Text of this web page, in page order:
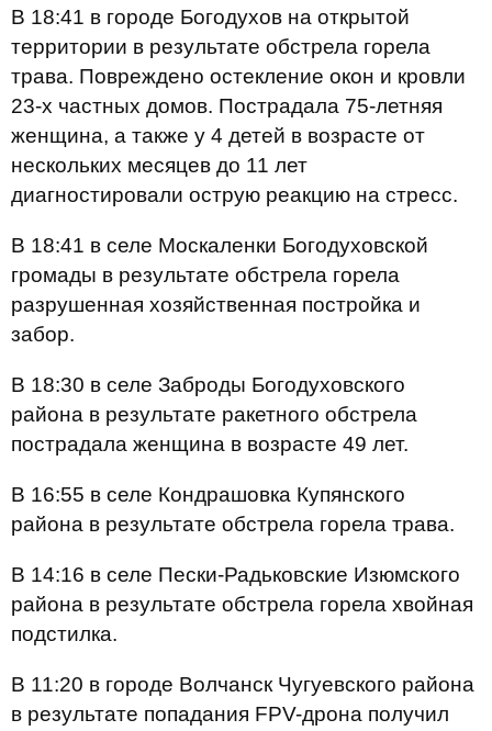
В 18:41 в городе Богодухов на открытой
территории в результате обстрела горела
трава. Повреждено остекление окон и кровли
23-х частных домов. Пострадала 75-летняя
женщина, а также у 4 детей в возрасте от
нескольких месяцев до 11 лет
диагностировали острую реакцию на стресс.
В 18:41 в селе Москаленки Богодуховской
громады в результате обстрела горела
разрушенная хозяйственная постройка и
забор.
В 18:30 в селе Заброды Богодуховского
района в результате ракетного обстрела
пострадала женщина в возрасте 49 лет.
В 16:55 в селе Кондрашовка Купянского
района в результате обстрела горела трава.
В 14:16 в селе Пески-Радьковские Изюмского
района в результате обстрела горела хвойная
подстилка.
В 11:20 в городе Волчанск Чугуевского района
в результате попадания FPV-дрона получил